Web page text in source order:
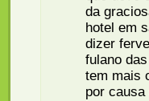
da
hotel em
dizer
fulano
tem mais
por causa